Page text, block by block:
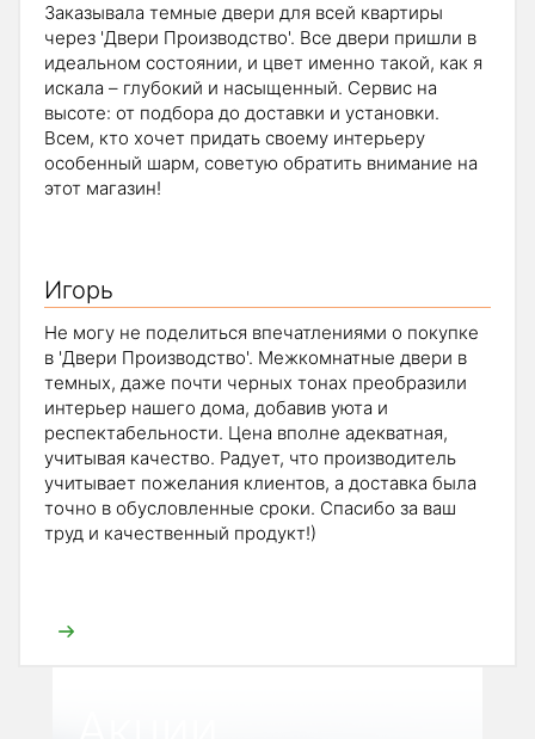
Заказывала темные двери для всей квартиры
через 'Двери Производство'. Все двери пришли в
идеальном состоянии, и цвет именно такой, как я
искала – глубокий и насыщенный. Сервис на
высоте: от подбора до доставки и установки.
Всем, кто хочет придать своему интерьеру
особенный шарм, советую обратить внимание на
этот магазин!
Игорь
Не могу не поделиться впечатлениями о покупке
в 'Двери Производство'. Межкомнатные двери в
темных, даже почти черных тонах преобразили
интерьер нашего дома, добавив уюта и
респектабельности. Цена вполне адекватная,
учитывая качество. Радует, что производитель
учитывает пожелания клиентов, а доставка была
точно в обусловленные сроки. Спасибо за ваш
труд и качественный продукт!)